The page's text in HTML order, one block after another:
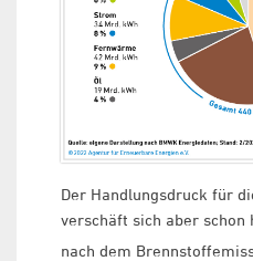
Der Handlungsdruck für
verschäft sich aber schon
nach dem